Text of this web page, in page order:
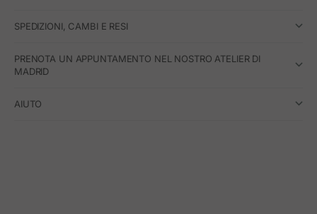
SPEDIZIONI, CAMBI E RESI
PRENOTA UN APPUNTAMENTO NEL NOSTRO ATELIER DI
MADRID
AIUTO